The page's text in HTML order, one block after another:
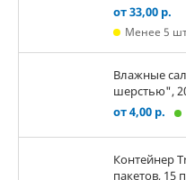
от 33,00 р.
Менее 5
Влажные
шерстью",
от 4,00 р.
Контейнер
пакетов, 15